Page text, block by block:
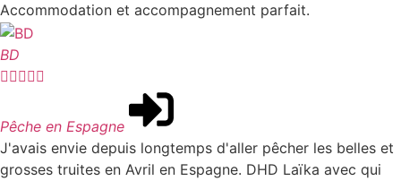
Accommodation et accompagnement parfait.
BD

Pêche en Espagne
J'avais envie depuis longtemps d'aller pêcher les belles et
grosses truites en Avril en Espagne. DHD Laïka avec qui